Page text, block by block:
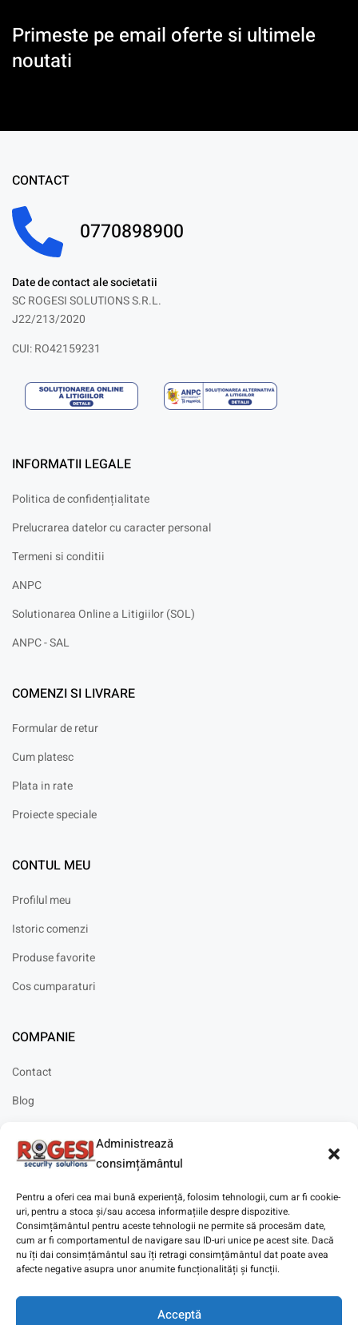
Administrează
consimțământul
Pentru a oferi cea mai bună experiență, folosim tehnologii, cum ar fi cookie-
uri, pentru a stoca și/sau accesa informațiile despre dispozitive.
Consimțământul pentru aceste tehnologii ne permite să procesăm date,
cum ar fi comportamentul de navigare sau ID-uri unice pe acest site. Dacă
nu îți dai consimțământul sau îți retragi consimțământul dat poate avea
afecte negative asupra unor anumite funcționalități și funcții.
Acceptă
Primeste pe email oferte si ultimele
noutati
CONTACT
0770898900
Date de contact ale societatii
SC ROGESI SOLUTIONS S.R.L.
J22/213/2020
CUI: RO42159231
INFORMATII LEGALE
Politica de confidențialitate
Prelucrarea datelor cu caracter personal
Termeni si conditii
ANPC
Solutionarea Online a Litigiilor (SOL)
ANPC - SAL
COMENZI SI LIVRARE
Formular de retur
Cum platesc
Plata in rate
Proiecte speciale
CONTUL MEU
Profilul meu
Istoric comenzi
Produse favorite
Cos cumparaturi
COMPANIE
Contact
Blog
Solicitare instalare
Copyright © 2025Digitaz.